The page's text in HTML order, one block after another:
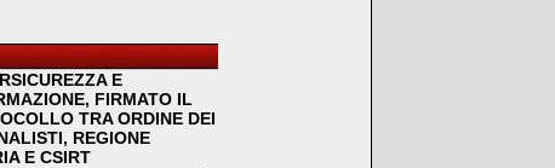
E
FIRMATO IL
TRA ORDINE DEI
REGIONE
E CSIRT